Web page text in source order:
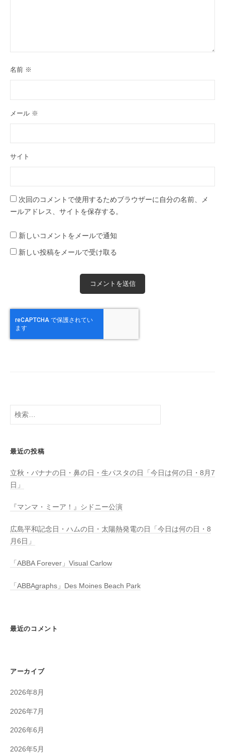
名前 ※
メール ※
サイト
次回のコメントで使用するためブラウザーに自分の名前、メ
ールアドレス、サイトを保存する。
新しいコメントをメールで通知
新しい投稿をメールで受け取る
検
索:
最近の投稿
立秋・バナナの日・鼻の日・生パスタの日「今日は何の日・8月7
日」
『マンマ・ミーア！』シドニー公演
広島平和記念日・ハムの日・太陽熱発電の日「今日は何の日・8
月6日」
「ABBA Forever」Visual Carlow
「ABBAgraphs」Des Moines Beach Park
最近のコメント
アーカイブ
2026年8月
2026年7月
2026年6月
2026年5月